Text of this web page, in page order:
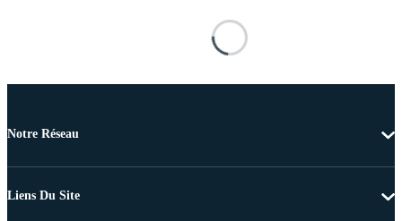
Notre Réseau
Liens Du Site